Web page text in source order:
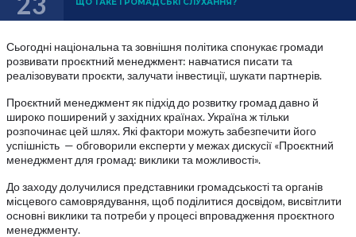
ЩО ТАКЕ ГРОМАДСЬКІ СЛУХАННЯ?
Сьогодні національна та зовнішня політика спонукає громади
розвивати проєктний менеджмент: навчатися писати та
реалізовувати проєкти, залучати інвестиції, шукати партнерів.
Проєктний менеджмент як підхід до розвитку громад давно й
широко поширений у західних країнах. Україна ж тільки
розпочинає цей шлях. Які фактори можуть забезпечити його
успішність — обговорили експерти у межах дискусії «Проєктний
менеджмент для громад: виклики та можливості».
До заходу долучилися представники громадськості та органів
місцевого самоврядування, щоб поділитися досвідом, висвітлити
основні виклики та потреби у процесі впровадження проєктного
менеджменту.